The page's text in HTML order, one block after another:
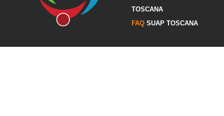
TOSCANA
FAQSUAP TOSCANA